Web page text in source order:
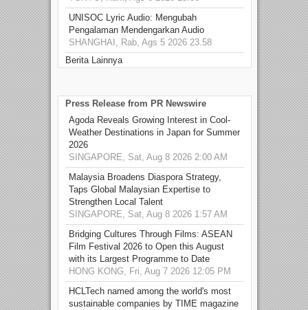
UNISOC Lyric Audio: Mengubah
Pengalaman Mendengarkan Audio
SHANGHAI, Rab, Ags 5 2026 23.58
Berita Lainnya
Press Release from PR Newswire
Agoda Reveals Growing Interest in Cool-
Weather Destinations in Japan for Summer
2026
SINGAPORE, Sat, Aug 8 2026 2:00 AM
Malaysia Broadens Diaspora Strategy,
Taps Global Malaysian Expertise to
Strengthen Local Talent
SINGAPORE, Sat, Aug 8 2026 1:57 AM
Bridging Cultures Through Films: ASEAN
Film Festival 2026 to Open this August
with its Largest Programme to Date
HONG KONG, Fri, Aug 7 2026 12:05 PM
HCLTech named among the world's most
sustainable companies by TIME magazine